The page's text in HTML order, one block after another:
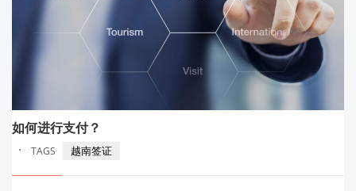
如何进行支付？
·
TAGS 越南签证